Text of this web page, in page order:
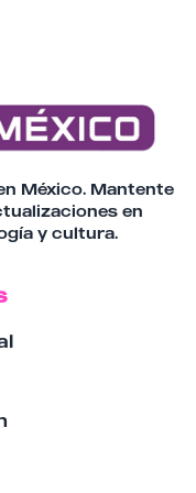
México. Mantente
en
y cultura.